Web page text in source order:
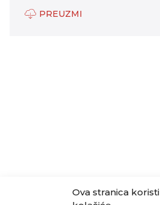
Ova stranica koristi
PREUZMI